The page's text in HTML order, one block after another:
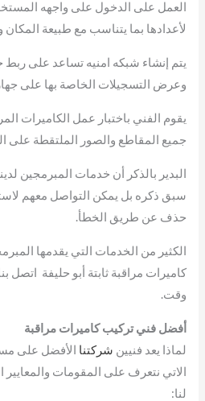
العمل على الدخول على واجهه
لأعدادها بما يتناسب مع طبيعة
يتم إنشاء شبكه امنيه تساعد على ربط
وعرض التسجيلات الخاصة بها على
يقوم الفني باختبار عمل الكاميرات
جميع المقاطع والصور الملتقطة على
البدير بالذكر أن خدمات المبرمجين
سبق ذكره بل يمكن التواصل معهم
حذف عن طريق الخطأ.
الكثير من الخدمات التي يقدمها
كاميرات مراقبة ثابتة أبو حليفة اتصل
وقت.
أفضل فني تركيب كاميرات مراقبة
لماذا يعد فنيين شركتنا الأفضل على
الاتي نتعرف على المقومات والمعايير
لنا: